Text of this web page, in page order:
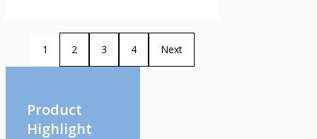
1 2 3 4 Next
Product
Highlight